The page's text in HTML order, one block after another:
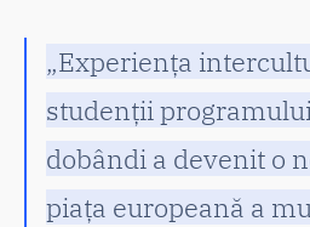
„Experiența
studenții
dobândi a devenit o
piața europeană a